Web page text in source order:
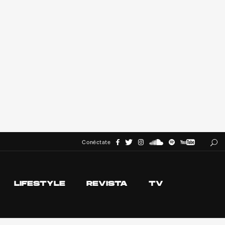
Conéctate
LIFESTYLE REVISTA TV